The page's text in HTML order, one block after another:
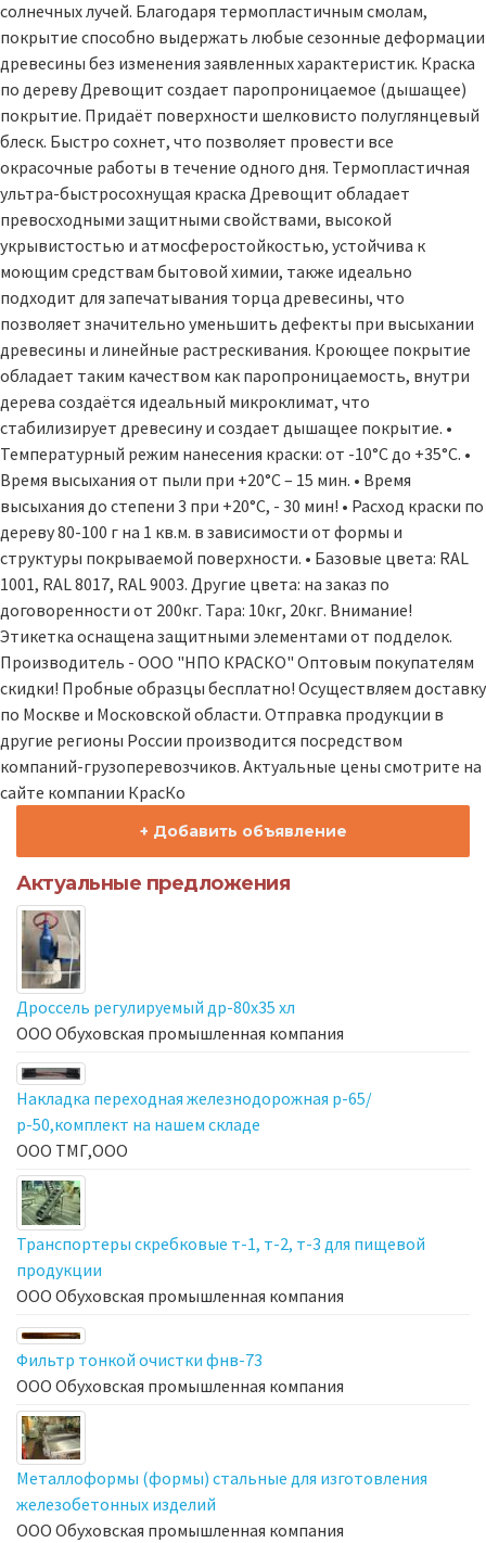
солнечных лучей. Благодаря термопластичным смолам,
покрытие способно выдержать любые сезонные деформации
древесины без изменения заявленных характеристик. Краска
по дереву Древощит создает паропроницаемое (дышащее)
покрытие. Придаёт поверхности шелковисто полуглянцевый
блеск. Быстро сохнет, что позволяет провести все
окрасочные работы в течение одного дня. Термопластичная
ультра-быстросохнущая краска Древощит обладает
превосходными защитными свойствами, высокой
укрывистостью и атмосферостойкостью, устойчива к
моющим средствам бытовой химии, также идеально
подходит для запечатывания торца древесины, что
позволяет значительно уменьшить дефекты при высыхании
древесины и линейные растрескивания. Кроющее покрытие
обладает таким качеством как паропроницаемость, внутри
дерева создаётся идеальный микроклимат, что
стабилизирует древесину и создает дышащее покрытие. •
Температурный режим нанесения краски: от -10°С до +35°С. •
Время высыхания от пыли при +20°С – 15 мин. • Время
высыхания до степени 3 при +20°С, - 30 мин! • Расход краски по
дереву 80-100 г на 1 кв.м. в зависимости от формы и
структуры покрываемой поверхности. • Базовые цвета: RAL
1001, RAL 8017, RAL 9003. Другие цвета: на заказ по
договоренности от 200кг. Тара: 10кг, 20кг. Внимание!
Этикетка оснащена защитными элементами от подделок.
Производитель - ООО "НПО КРАСКО" Оптовым покупателям
скидки! Пробные образцы бесплатно! Осуществляем доставку
по Москве и Московской области. Отправка продукции в
другие регионы России производится посредством
компаний-грузоперевозчиков. Актуальные цены смотрите на
сайте компании КрасКо
+ Добавить объявление
Актуальные предложения
Дроссель регулируемый др-80х35 хл
ООО Обуховская промышленная компания
Накладка переходная железнодорожная р-65/
р-50,комплект на нашем складе
ООО ТМГ,ООО
Транспортеры скребковые т-1, т-2, т-3 для пищевой
продукции
ООО Обуховская промышленная компания
Фильтр тонкой очистки фнв-73
ООО Обуховская промышленная компания
Металлоформы (формы) стальные для изготовления
железобетонных изделий
ООО Обуховская промышленная компания